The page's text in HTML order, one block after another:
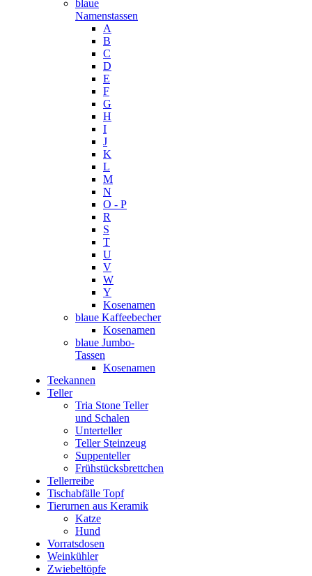
blaue
Namenstassen
A
B
C
D
E
F
G
H
I
J
K
L
M
N
O - P
R
S
T
U
V
W
Y
Kosenamen
blaue Kaffeebecher
Kosenamen
blaue Jumbo-
Tassen
Kosenamen
Teekannen
Teller
Tria Stone Teller
und Schalen
Unterteller
Teller Steinzeug
Suppenteller
Frühstücksbrettchen
Tellerreibe
Tischabfälle Topf
Tierurnen aus Keramik
Katze
Hund
Vorratsdosen
Weinkühler
Zwiebeltöpfe